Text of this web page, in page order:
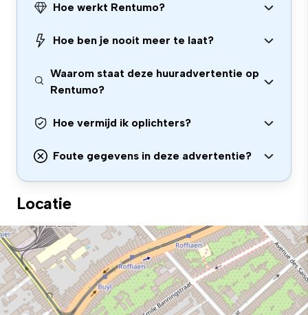
Hoe werkt Rentumo?
Hoe ben je nooit meer te laat?
Waarom staat deze huuradvertentie op
Rentumo?
Hoe vermijd ik oplichters?
Foute gegevens in deze advertentie?
Locatie